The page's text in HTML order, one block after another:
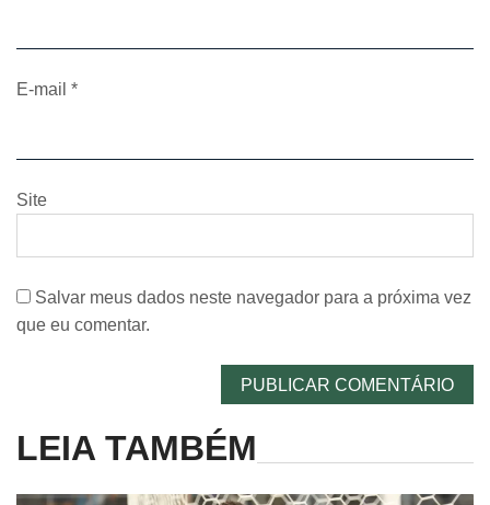
E-mail *
Site
Salvar meus dados neste navegador para a próxima vez
que eu comentar.
LEIA TAMBÉM